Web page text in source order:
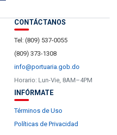
CONTÁCTANOS
Tel: (809) 537-0055
(809) 373-1308
info@portuaria.gob.do
Horario: Lun-Vie, 8AM–4PM
INFÓRMATE
Términos de Uso
Políticas de Privacidad